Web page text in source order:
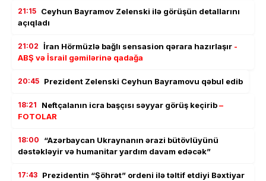
21:15 Ceyhun Bayramov Zelenski ilə görüşün detallarını
açıqladı
21:02 İran Hörmüzlə bağlı sensasion qərara hazırlaşır -
ABŞ və İsrail gəmilərinə qadağa
20:45 Prezident Zelenski Ceyhun Bayramovu qəbul edib
18:21 Neftçalanın icra başçısı səyyar görüş keçirib–
FOTOLAR
18:00
“Azərbaycan Ukraynanın ərazi bütövlüyünü
dəstəkləyir və humanitar yardım davam edəcək”
17:43 Prezidentin “Şöhrət” ordeni ilə təltif etdiyi Bəxtiyar